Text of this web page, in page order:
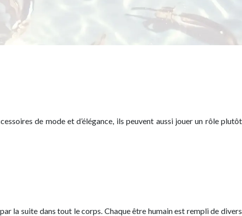
de mode et d’élégance, ils peuvent aussi jouer un rôle plutôt
la suite dans tout le corps. Chaque être humain est rempli de divers